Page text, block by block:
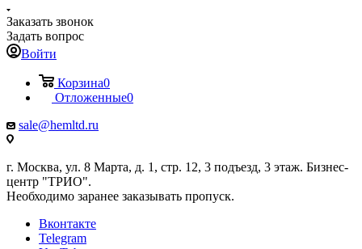
Заказать звонок
Задать вопрос
Войти
Корзина0
Отложенные0
sale@hemltd.ru
г. Москва, ул. 8 Марта, д. 1, стр. 12, 3 подъезд, 3 этаж. Бизнес-
центр "ТРИО".
Необходимо заранее заказывать пропуск.
Вконтакте
Telegram